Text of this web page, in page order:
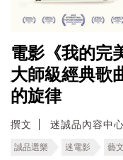
電影《我的完
大師級經典歌
的旋律
撰文 迷誠品內容中心
誠品選樂 迷電影 藝